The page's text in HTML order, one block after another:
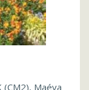
(CM2), Maéva